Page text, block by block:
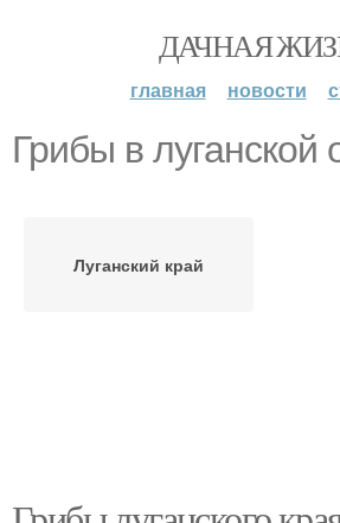
ДАЧНАЯ
главная новости
Грибы в луганской
Луганский край